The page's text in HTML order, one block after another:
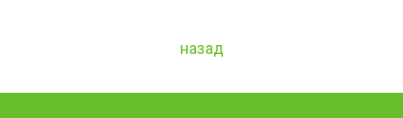
назад